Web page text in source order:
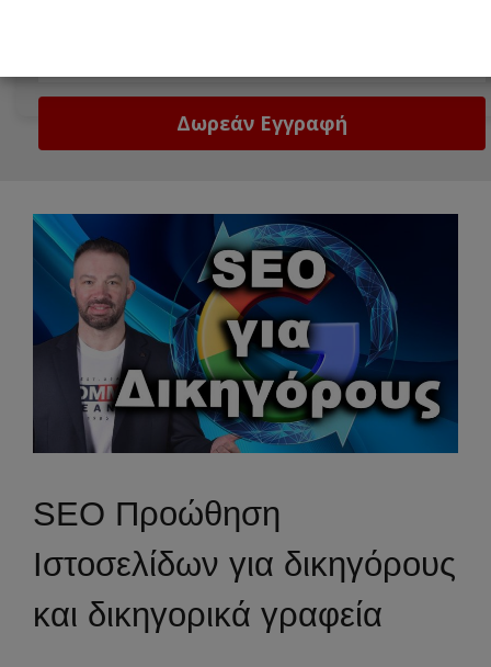
SEO Προώθηση
Ιστοσελίδων για δικηγόρους
και δικηγορικά γραφεία